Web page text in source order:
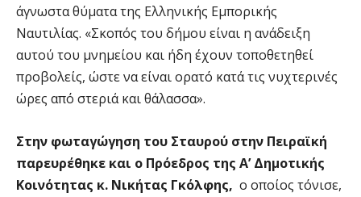
άγνωστα θύματα της Ελληνικής Εμπορικής
Ναυτιλίας. «Σκοπός του δήμου είναι η ανάδειξη
αυτού του μνημείου και ήδη έχουν τοποθετηθεί
προβολείς, ώστε να είναι ορατό κατά τις νυχτερινές
ώρες από στεριά και θάλασσα».
Στην φωταγώγηση του Σταυρού στην Πειραϊκή
παρευρέθηκε και ο Πρόεδρος της Α’ Δημοτικής
Κοινότητας κ. Νικήτας Γκόλφης, ο οποίος τόνισε,